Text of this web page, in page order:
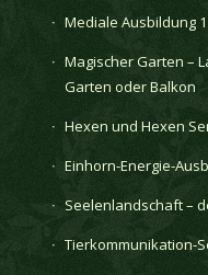
Mediale Ausbildung 1
Magischer Garten –
Garten oder Balkon
Hexen und Hexen
Einhorn-Energie-
Seelenlandschaft –
Tierkommunikation-